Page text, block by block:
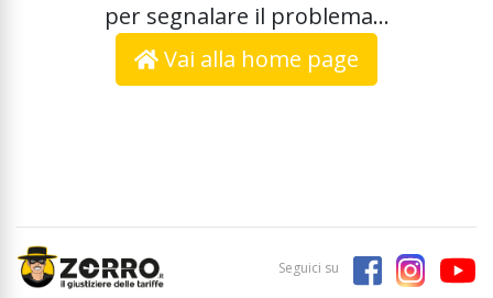
per segnalare il problema...
Vai alla home page
Seguici su